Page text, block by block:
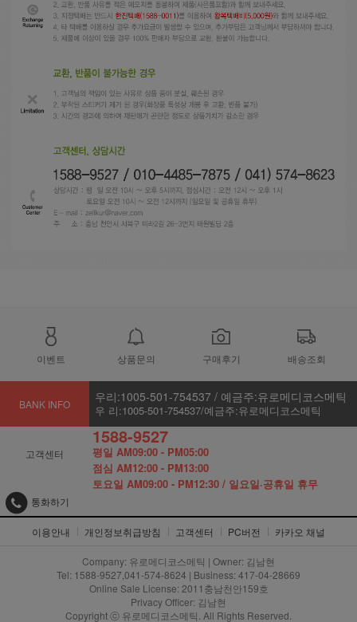
이벤트 상품문의 구매후기 배송조회
BANK INFO 우리:1005-501-754537 / 예금주:유로메디코스메틱
우 리:1005-501-754537/예금주:유로메디코스메틱
고객센터
1588-9527
평일 AM09:00 - PM05:00
점심 AM12:00 - PM13:00
토요일 AM09:00 - PM12:30 / 일요일·공휴일 휴무
통화하기
이용안내 개인정보취급방침 고객센터 PC버전 카카오 채널
Company: 유로메디코스메틱 | Owner: 김남현
Tel: 1588-9527,041-574-8624 | Business: 417-04-28669
Online Sale License: 2011충남천안159호
Privacy Officer: 김남현
Copyright ⓒ 유로메디코스메틱. All Rights Reserved.